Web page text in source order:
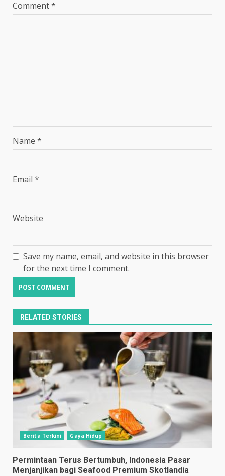
Comment*
Name *
Email *
Website
Save my name, email, and website in this browser
for the next time I comment.
RELATED STORIES
Berita Terkini Gaya Hidup
Permintaan Terus Bertumbuh, Indonesia Pasar
Menjanjikan bagi Seafood Premium Skotlandia